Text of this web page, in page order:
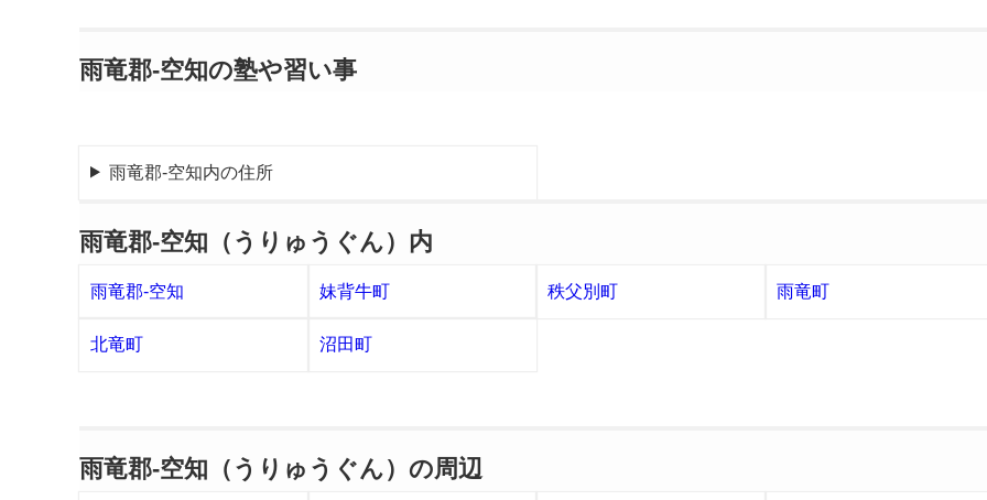
雨竜郡-空知の塾や習い事
雨竜郡-空知内の住所
雨竜郡-空知（うりゅうぐん）内
雨竜郡-空知 妹背牛町 秩父別町 雨竜町
北竜町 沼田町
雨竜郡-空知（うりゅうぐん）の周辺